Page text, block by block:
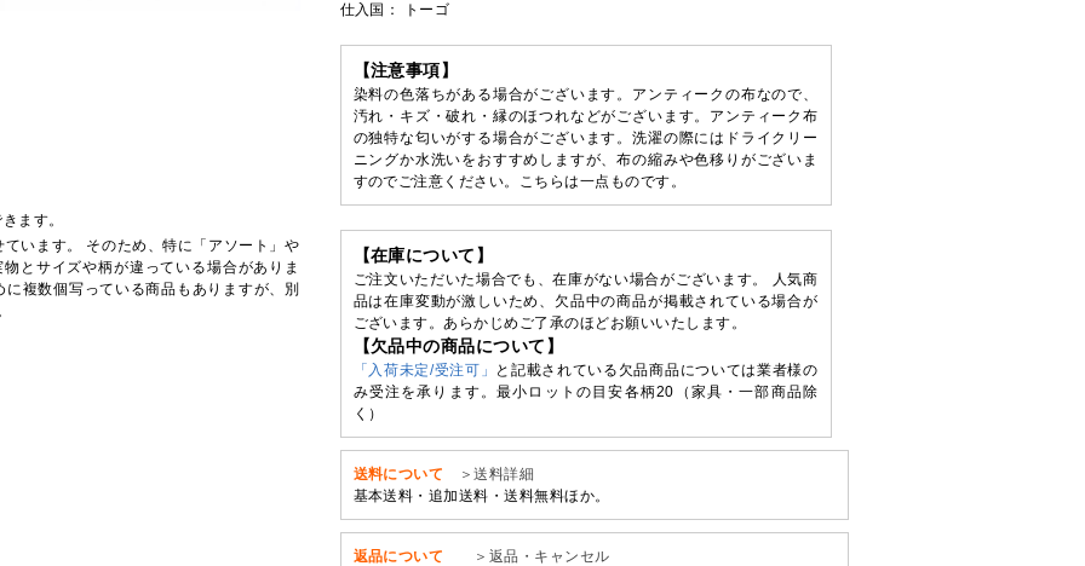
ます。
います。 そのため、特に「アソート」や
とサイズや柄が違っている場合がありま
複数個写っている商品もありますが、別
仕入国： トーゴ
【注意事項】
染料の色落ちがある場合がございます。アンティークの布なので、
汚れ・キズ・破れ・縁のほつれなどがございます。アンティーク布
の独特な匂いがする場合がございます。洗濯の際にはドライクリー
ニングか水洗いをおすすめしますが、布の縮みや色移りがございま
すのでご注意ください。こちらは一点ものです。
【在庫について】
ご注文いただいた場合でも、在庫がない場合がございます。 人気商
品は在庫変動が激しいため、欠品中の商品が掲載されている場合が
ございます。あらかじめご了承のほどお願いいたします。
【欠品中の商品について】
「入荷未定/受注可」
と記載されている欠品商品については業者様の
み受注を承ります。最小ロットの目安各柄20（家具・一部商品除
く）
送料について
＞送料詳細
基本送料・追加送料・送料無料ほか。
返品について ＞返品・キャンセル